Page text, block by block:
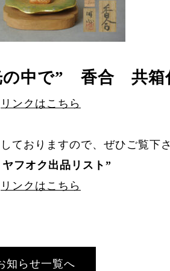
の中で” 香合 共箱
リンクはこちら
ておりますので、ぜひご覧下さ
フオク出品リスト”
リンクはこちら
知らせ一覧へ